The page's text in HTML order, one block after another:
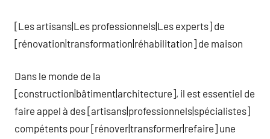
[Les artisans|Les professionnels|Les experts] de
[rénovation|transformation|réhabilitation] de maison
Dans le monde de la
[construction|bâtiment|architecture], il est essentiel de
faire appel à des [artisans|professionnels|spécialistes]
compétents pour [rénover|transformer|refaire] une